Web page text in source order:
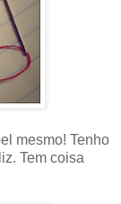
mesmo! Tenho
Tem coisa